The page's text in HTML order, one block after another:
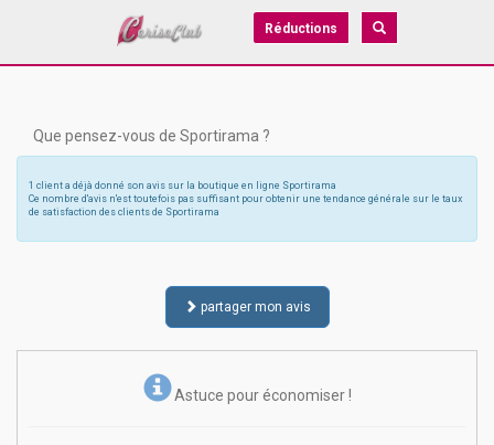
Réductions
Que pensez-vous de Sportirama ?
1 client a déjà donné son avis sur la boutique en ligne Sportirama
Ce nombre d'avis n'est toutefois pas suffisant pour obtenir une tendance générale sur le taux
de satisfaction des clients de Sportirama
partager mon avis
Astuce pour économiser !